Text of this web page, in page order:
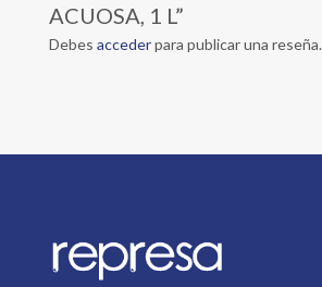
ACUOSA, 1 L”
Debes accederpara publicar una reseña.